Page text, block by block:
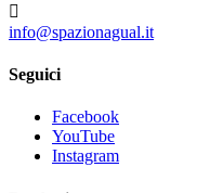

info@spazionagual.it
Seguici
Facebook
YouTube
Instagram